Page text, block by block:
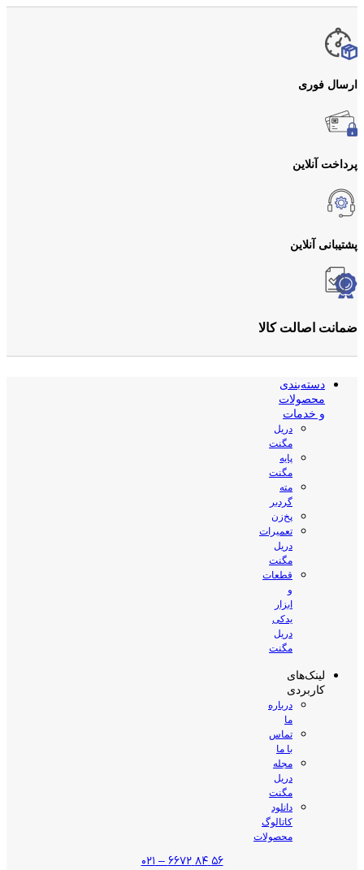
ارسال فوری
پرداخت آنلاین
پشتیبانی آنلاین
ضمانت اصالت کالا
دسته‌بندی
محصولات
و خدمات
دریل
مگنت
پایه
مگنت
مته
گردبر
پخ‌زن
تعمیرات
دریل
مگنت
قطعات
و
ابزار
یدکی
دریل
مگنت
لینک‌های
کاربردی
درباره
ما
تماس
با ما
مجله
دریل
مگنت
دانلود
کاتالوگ
محصولات
۵۶ ۸۴ ۶۶۷۲ – ۰۲۱